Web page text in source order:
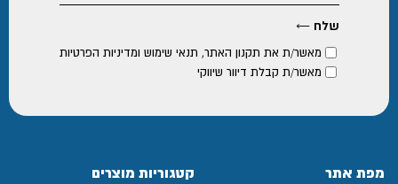
מאשר/ת את תקנון האתר, תנאי שימוש ומדיניות הפרטיות
מאשר/ת קבלת דיוור שיווקי
מפת אתר קטגוריות מוצרים